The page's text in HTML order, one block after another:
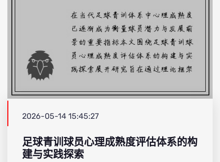
2026-05-14 15:45:27
足球青训球员心理成熟度评估体系的构
建与实践探索